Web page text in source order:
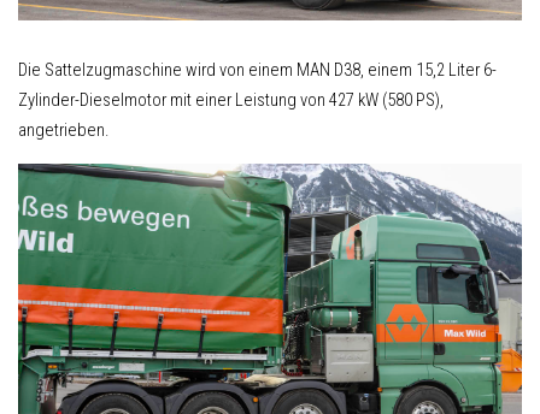
Die Sattelzugmaschine wird von einem MAN D38, einem 15,2 Liter 6-
Zylinder-Dieselmotor mit einer Leistung von 427 kW (580 PS),
angetrieben.